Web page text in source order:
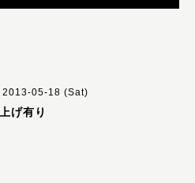
05-18 (Sat)
げ有り